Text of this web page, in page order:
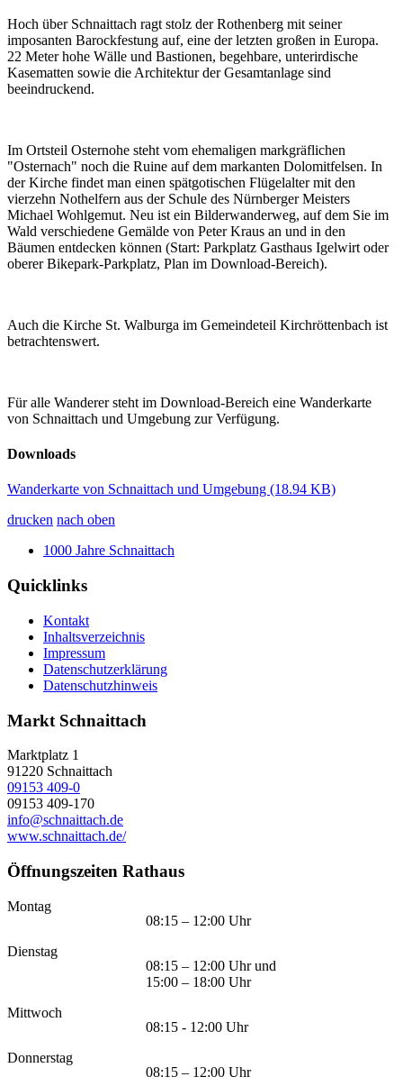
Hoch über Schnaittach ragt stolz der Rothenberg mit seiner
imposanten Barockfestung auf, eine der letzten großen in Europa.
22 Meter hohe Wälle und Bastionen, begehbare, unterirdische
Kasematten sowie die Architektur der Gesamtanlage sind
beeindruckend.
Im Ortsteil Osternohe steht vom ehemaligen markgräflichen
"Osternach" noch die Ruine auf dem markanten Dolomitfelsen. In
der Kirche findet man einen spätgotischen Flügelalter mit den
vierzehn Nothelfern aus der Schule des Nürnberger Meisters
Michael Wohlgemut. Neu ist ein Bilderwanderweg, auf dem Sie im
Wald verschiedene Gemälde von Peter Kraus an und in den
Bäumen entdecken können (Start: Parkplatz Gasthaus Igelwirt oder
oberer Bikepark-Parkplatz, Plan im Download-Bereich).
Auch die Kirche St. Walburga im Gemeindeteil Kirchröttenbach ist
betrachtenswert.
Für alle Wanderer steht im Download-Bereich eine Wanderkarte
von Schnaittach und Umgebung zur Verfügung.
Downloads
Wanderkarte von Schnaittach und Umgebung (18.94 KB)
drucken nach oben
1000 Jahre Schnaittach
Quicklinks
Kontakt
Inhaltsverzeichnis
Impressum
Datenschutzerklärung
Datenschutzhinweis
Markt Schnaittach
Marktplatz 1
91220 Schnaittach
09153 409-0
09153 409-170
info@schnaittach.de
www.schnaittach.de/
Öffnungszeiten Rathaus
Montag
08:15 – 12:00 Uhr
Dienstag
08:15 – 12:00 Uhr und
15:00 – 18:00 Uhr
Mittwoch
08:15 - 12:00 Uhr
Donnerstag
08:15 – 12:00 Uhr